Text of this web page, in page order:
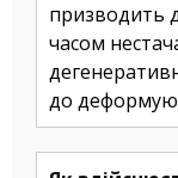
призводить
часом
до